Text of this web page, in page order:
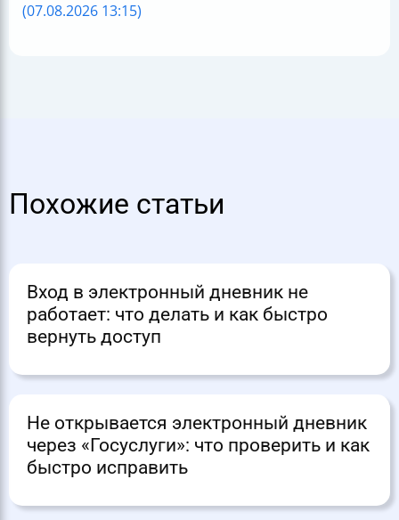
(07.08.2026 13:15)
Похожие статьи
Вход в электронный дневник не
работает: что делать и как быстро
вернуть доступ
Не открывается электронный дневник
через «Госуслуги»: что проверить и как
быстро исправить